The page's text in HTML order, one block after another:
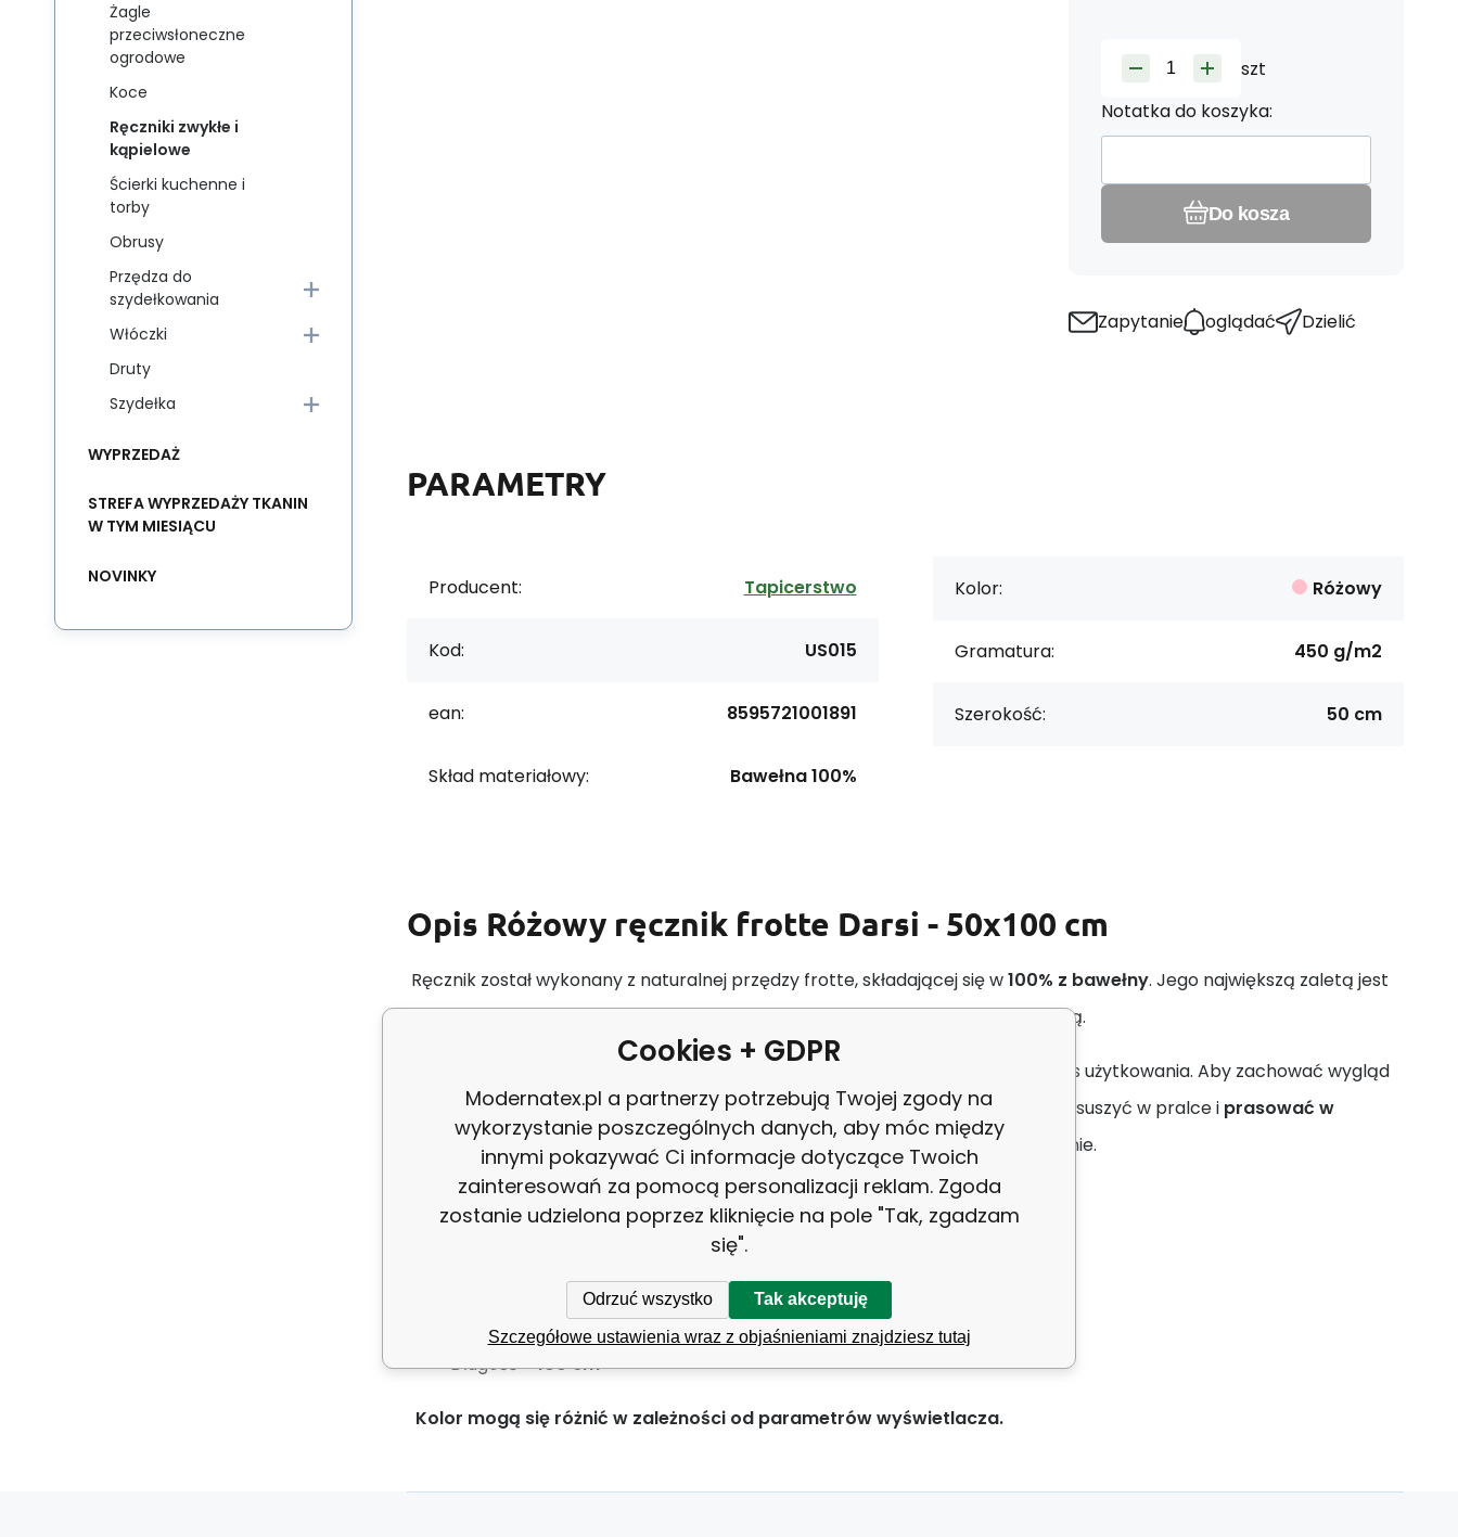
szt
Notatka do koszyka:
Do kosza
Zapytanie oglądać Dzielić
PARAMETRY
Producent: Tapicerstwo
Kod: US015
ean: 8595721001891
Skład materiałowy: Bawełna 100%
Kolor: Różowy
Gramatura: 450 g/m2
Szerokość: 50 cm
Opis Różowy ręcznik frotte Darsi - 50x100 cm
Ręcznik został wykonany z naturalnej przędzy frotte, składającej się w100% z bawełny. Jego największą zaletą jest
to, że doskonale wchłania nadmiar wody, pozostawiając skórę całkowicie suchą.
Bawełniany ręcznik jest bardzo praktyczny i nie powoduje problemów podczas użytkowania. Aby zachować wygląd
ręcznika przez długi czas, należy goprać w temperaturze do 40°C, można go suszyć w pralce i prasować w
temperaturze do 150°C
. Nie można go wybielać, chlorować i czyścić chemicznie.
Parametry:
Bawełna 100%
450 g/m2
Szerokość -50 cm
Długość -100 cm
Kolor mogą się różnić w zależności od parametrów wyświetlacza.
Żagle
przeciwsłoneczne
ogrodowe
Koce
Ręczniki zwykłe i
kąpielowe
Ścierki kuchenne i
torby
Obrusy
Przędza do
szydełkowania
Włóczki
Druty
Szydełka
WYPRZEDAŻ
STREFA WYPRZEDAŻY TKANIN
W TYM MIESIĄCU
NOVINKY
Cookies + GDPR
Modernatex.pl a partnerzy potrzebują Twojej zgody na
wykorzystanie poszczególnych danych, aby móc między
innymi pokazywać Ci informacje dotyczące Twoich
zainteresowań za pomocą personalizacji reklam. Zgoda
zostanie udzielona poprzez kliknięcie na pole "Tak, zgadzam
się".
Odrzuć wszystko Tak akceptuję
Szczegółowe ustawienia wraz z objaśnieniami znajdziesz tutaj